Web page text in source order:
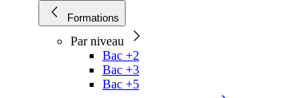
Formations
Par niveau
Bac +2
Bac +3
Bac +5